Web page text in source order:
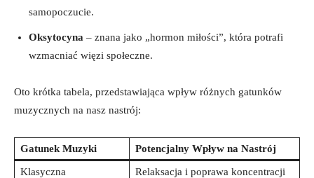
samopoczucie.
Oksytocyna – znana jako „hormon miłości”, która potrafi
wzmacniać więzi społeczne.
Oto krótka tabela, przedstawiająca wpływ różnych gatunków
muzycznych na nasz nastrój:
Gatunek Muzyki Potencjalny Wpływ na Nastrój
Klasyczna
Relaksacja i poprawa koncentracji